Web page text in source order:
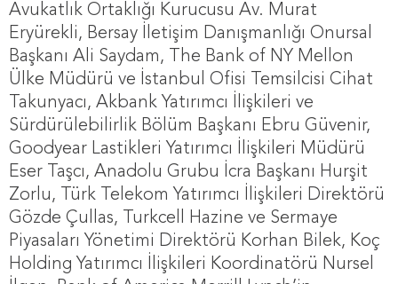
Avukatlık Ortaklığı Kurucusu Av. Murat
Eryürekli, Bersay İletişim Danışmanlığı Onursal
Başkanı Ali Saydam, The Bank of NY Mellon
Ülke Müdürü ve İstanbul Ofisi Temsilcisi Cihat
Takunyacı, Akbank Yatırımcı İlişkileri ve
Sürdürülebilirlik Bölüm Başkanı Ebru Güvenir,
Goodyear Lastikleri Yatırımcı İlişkileri Müdürü
Eser Taşcı, Anadolu Grubu İcra Başkanı Hurşit
Zorlu, Türk Telekom Yatırımcı İlişkileri Direktörü
Gözde Çullas, Turkcell Hazine ve Sermaye
Piyasaları Yönetimi Direktörü Korhan Bilek, Koç
Holding Yatırımcı İlişkileri Koordinatörü Nursel